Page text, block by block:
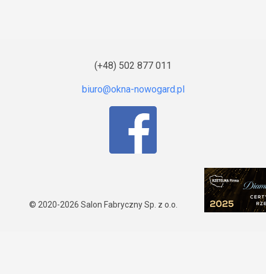
(+48) 502 877 011
© 2020-2026 Salon Fabryczny Sp. z o.o.